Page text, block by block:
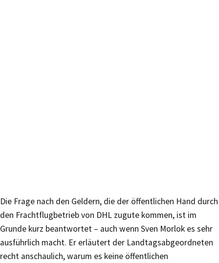
Die Frage nach den Geldern, die der öffentlichen Hand durch
den Frachtflugbetrieb von DHL zugute kommen, ist im
Grunde kurz beantwortet – auch wenn Sven Morlok es sehr
ausführlich macht. Er erläutert der Landtagsabgeordneten
recht anschaulich, warum es keine öffentlichen